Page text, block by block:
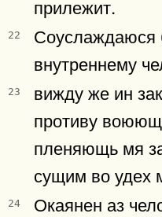
прилежит.
22
Соуслаждаюся
внутреннему
23
вижду же ин
противу
пленяющь мя
сущим во удех
24
Окаянен аз